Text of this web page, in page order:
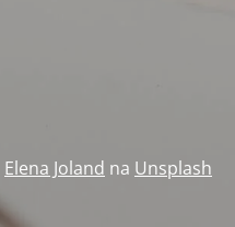
Elena Joland na Unsplash